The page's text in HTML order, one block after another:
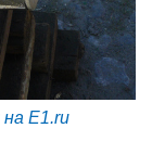
E1.ru